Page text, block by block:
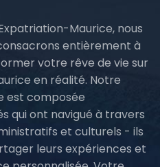
Maurice, nous
entièrement à
votre rêve de vie sur
en réalité. Notre
est composée
qui ont navigué à travers
et culturels - ils
leurs expériences et